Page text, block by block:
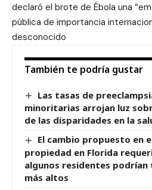
declaró el brote de Ébola una
pública de importancia
desconocido
También te podría gustar
Las tasas de
minoritarias arrojan luz
de las disparidades en la
El cambio propuesto en
propiedad en Florida
algunos residentes
más altos